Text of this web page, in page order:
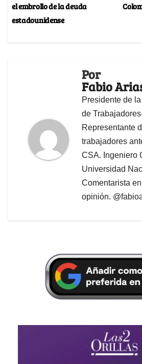
el embrollo de la deuda
estadounidense
Por
Fabio
Presidente de
de
Representante
trabajadores
CSA. Ingeniero
Universidad
Comentarista
opinión.